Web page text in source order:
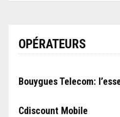
OPÉRATEURS
Bouygues Telecom:
Cdiscount Mobile